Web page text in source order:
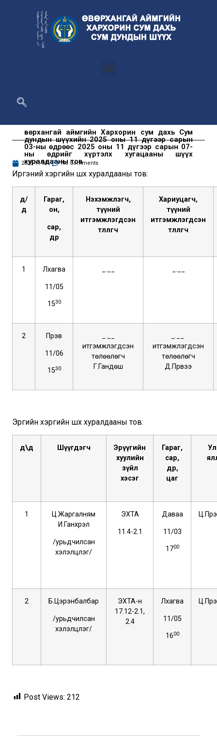
Өвөрхангай аймгийн Хархорин сум дахь Сум
дундын шүүхийн 2025 оны 11 дүгээр сарын
03-ны өдрөөс 2025 оны 11 дүгээр сарын 07-
ны өдрийг хүртэлх хугацааны шүүх
хуралдааны тов
2025-11-03 No Comments
Иргэний хэргийн шүүх хуралдааны тов:
д/
д
Гараг,
он,
сар,
өдөр
Нэхэмжлэгч,
түүний
итгэмжлэгдсэн
төлөөлөгч
Хариуцагч,
түүний
итгэмжлэгдсэн
төлөөлөгч
1 Лхагва
11/05
1530
_.__ _.__
2 Пүрэв
11/06
1530
_.__
итгэмжлэгдсэн
төлөөлөгч
Г.Гандөш
_.__
итгэмжлэгдсэн
төлөөлөгч
Д.Пүрвээ
Эрүүгийн хэргийн шүүх хуралдааны тов:
д\д Шүүгдэгч
Эрүүгийн
хуулийн
зүйл
хэсэг
Гараг,
сар,
өдөр,
цаг
1
Ц.Жаргалням
И.Ганхүрэл
/урьдчилсан
хэлэлцүүлэг/
ЭХТА
11.4-2.1
Даваа
11/03
1700
2 Б.Цэрэнбалбар
/урьдчилсан
хэлэлцүүлэг/
ЭХТА-н
17.12-2.1,
2.4
Лхагва
11/05
1600
Post Views: 212